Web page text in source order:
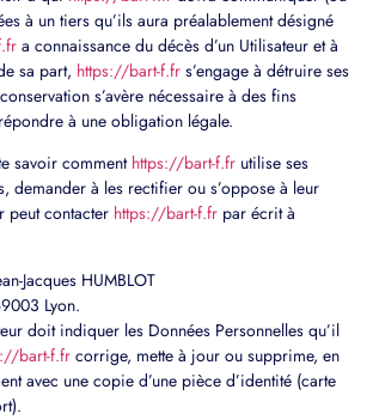
à un tiers qu’ils aura préalablement désigné
a connaissance du décès d’un Utilisateur et à
sa part, https://bart-f.fr s’engage à détruire ses
s’avère nécessaire à des fins
à une obligation légale.
savoir comment https://bart-f.fr utilise ses
demander à les rectifier ou s’oppose à leur
peut contacter https://bart-f.fr par écrit à
Jacques HUMBLOT
Lyon.
doit indiquer les Données Personnelles qu’il
bart-f.fr corrige, mette à jour ou supprime, en
avec une copie d’une pièce d’identité (carte